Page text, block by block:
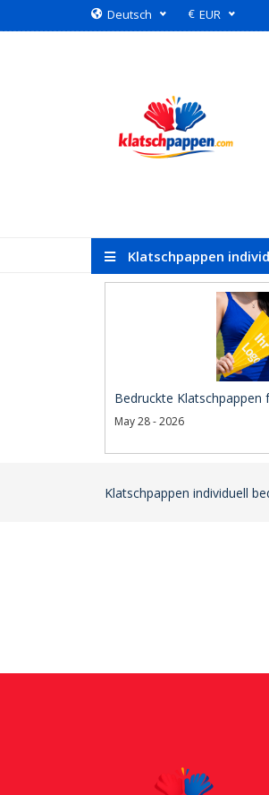
Deutsch € EUR
Klatschpappen
Bedruckte Klatschpappen
May 28 - 2026
Klatschpappen individuell